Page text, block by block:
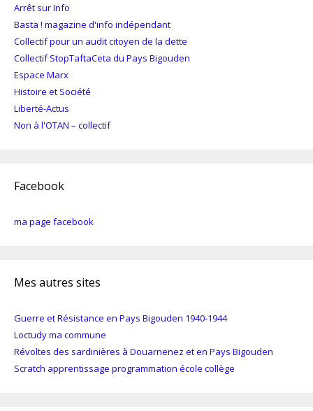
Arrêt sur Info
Basta ! magazine d'info indépendant
Collectif pour un audit citoyen de la dette
Collectif StopTaftaCeta du Pays Bigouden
Espace Marx
Histoire et Société
Liberté-Actus
Non à l'OTAN – collectif
Facebook
ma page facebook
Mes autres sites
Guerre et Résistance en Pays Bigouden 1940-1944
Loctudy ma commune
Révoltes des sardinières à Douarnenez et en Pays Bigouden
Scratch apprentissage programmation école collège